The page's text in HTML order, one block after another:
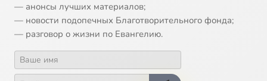
— анонсы лучших материалов;
— новости подопечных Благотворительного фонда;
— разговор о жизни по Евангелию.